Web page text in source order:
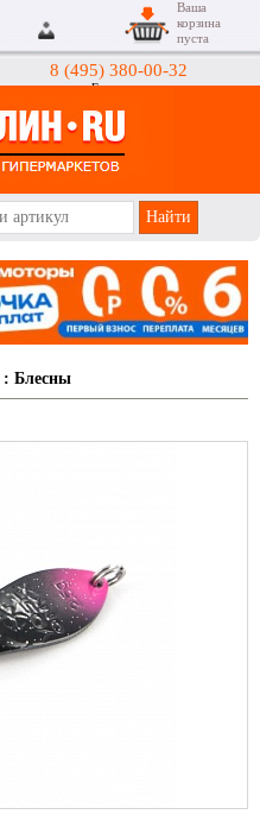
8 (495) 380-00-32
Гипермаркеты
Ваша
корзина
пуста
: Блесны